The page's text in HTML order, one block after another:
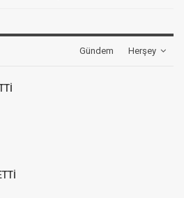
Herşey
Gündem